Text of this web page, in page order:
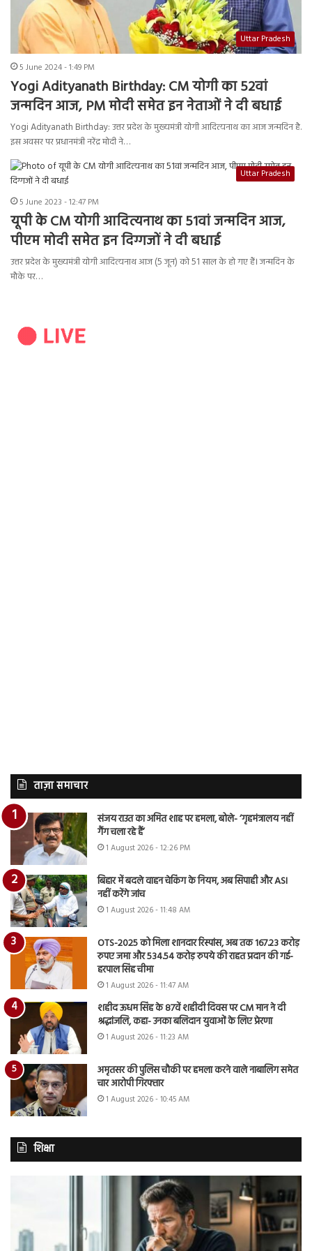
Uttar Pradesh
5 June 2024 - 1:49 PM
Yogi Adityanath Birthday: CM योगी का 52वां
जन्मदिन आज, PM मोदी समेत इन नेताओं ने दी बधाई
Yogi Adityanath Birthday: उत्तर प्रदेश के मुख्यमंत्री योगी आदित्यनाथ का आज जन्मदिन है.
इस अवसर पर प्रधानमंत्री नरेंद्र मोदी ने…
Uttar Pradesh
5 June 2023 - 12:47 PM
यूपी के CM योगी आदित्यनाथ का 51वां जन्मदिन आज,
पीएम मोदी समेत इन दिग्गजों ने दी बधाई
उत्तर प्रदेश के मुख्यमंत्री योगी आदित्यनाथ आज (5 जून) को 51 साल के हो गए हैं। जन्मदिन के
मौके पर…
ताज़ा समाचार
संजय राउत का अमित शाह पर हमला, बोले- ‘गृहमंत्रालय नहीं
गैंग चला रहे हैं’
1 August 2026 - 12:26 PM
बिहार में बदले वाहन चेकिंग के नियम, अब सिपाही और ASI
नहीं करेंगे जांच
1 August 2026 - 11:48 AM
OTS-2025 को मिला शानदार रिस्पांस, अब तक 167.23 करोड़
रुपए जमा और 534.54 करोड़ रुपये की राहत प्रदान की गई-
हरपाल सिंह चीमा
1 August 2026 - 11:47 AM
शहीद ऊधम सिंह के 87वें शहीदी दिवस पर CM मान ने दी
श्रद्धांजलि, कहा- उनका बलिदान युवाओं के लिए प्रेरणा
1 August 2026 - 11:23 AM
अमृतसर की पुलिस चौकी पर हमला करने वाले नाबालिग समेत
चार आरोपी गिरफ्तार
1 August 2026 - 10:45 AM
शिक्षा